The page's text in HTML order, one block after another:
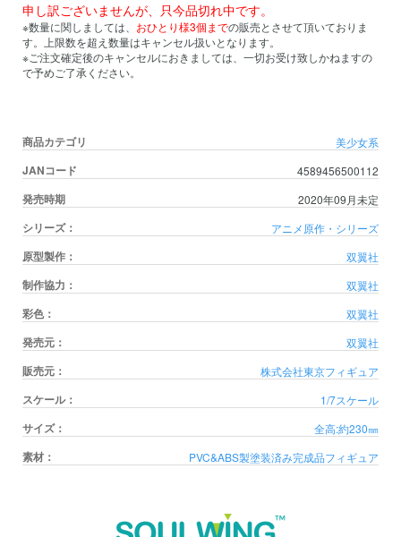
申し訳ございませんが、只今品切れ中です。
※数量に関しましては、 おひとり様3個までの販売とさせて頂いておりま
す。上限数を超え数量はキャンセル扱いとなります。
※ご注文確定後のキャンセルにおきましては、一切お受け致しかねますの
で予めご了承ください。
商品カテゴリ 美少女系
JANコード 4589456500112
発売時期 2020年09月未定
シリーズ： アニメ原作・シリーズ
原型製作： 双翼社
制作協力： 双翼社
彩色： 双翼社
発売元： 双翼社
販売元： 株式会社東京フィギュア
スケール： 1/7スケール
サイズ： 全高:約230㎜
素材： PVC&ABS製塗装済み完成品フィギュア